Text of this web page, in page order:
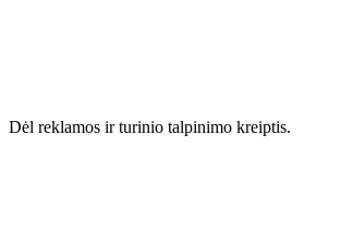
Dėl reklamos ir turinio talpinimo kreiptis.